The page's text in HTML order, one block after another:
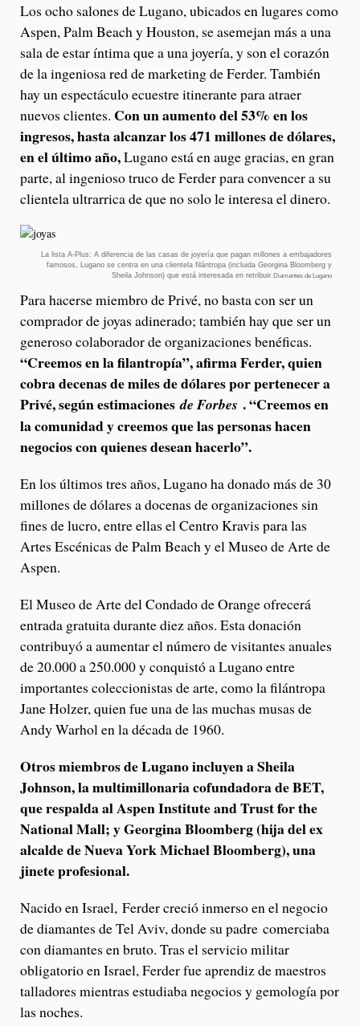
Los ocho salones de Lugano, ubicados en lugares como
Aspen, Palm Beach y Houston, se asemejan más a una
sala de estar íntima que a una joyería, y son el corazón
de la ingeniosa red de marketing de Ferder. También
hay un espectáculo ecuestre itinerante para atraer
nuevos clientes. Con un aumento del 53% en los
ingresos, hasta alcanzar los 471 millones de dólares,
en el último año,Lugano está en auge gracias, en gran
parte, al ingenioso truco de Ferder para convencer a su
clientela ultrarrica de que no solo le interesa el dinero.
La lista A-Plus: A diferencia de las casas de joyería que pagan millones a embajadores
famosos, Lugano se centra en una clientela filántropa (incluida Georgina Bloomberg y
Sheila Johnson) que está interesada en retribuir. Diamantes de Lugano
Para hacerse miembro de Privé, no basta con ser un
comprador de joyas adinerado; también hay que ser un
generoso colaborador de organizaciones benéficas.
“Creemos en la filantropía”, afirma Ferder, quien
cobra decenas de miles de dólares por pertenecer a
Privé, según estimacionesde Forbes . “Creemos en
la comunidad y creemos que las personas hacen
negocios con quienes desean hacerlo”.
En los últimos tres años, Lugano ha donado más de 30
millones de dólares a docenas de organizaciones sin
fines de lucro, entre ellas el Centro Kravis para las
Artes Escénicas de Palm Beach y el Museo de Arte de
Aspen.
El Museo de Arte del Condado de Orange ofrecerá
entrada gratuita durante diez años. Esta donación
contribuyó a aumentar el número de visitantes anuales
de 20.000 a 250.000 y conquistó a Lugano entre
importantes coleccionistas de arte, como la filántropa
Jane Holzer, quien fue una de las muchas musas de
Andy Warhol en la década de 1960.
Otros miembros de Lugano incluyen a Sheila
Johnson, la multimillonaria cofundadora de BET,
que respalda al Aspen Institute and Trust for the
National Mall; y Georgina Bloomberg (hija del ex
alcalde de Nueva York Michael Bloomberg), una
jinete profesional.
Nacido en Israel, Ferder creció inmerso en el negocio
de diamantes de Tel Aviv, donde su padre comerciaba
con diamantes en bruto. Tras el servicio militar
obligatorio en Israel, Ferder fue aprendiz de maestros
talladores mientras estudiaba negocios y gemología por
las noches.